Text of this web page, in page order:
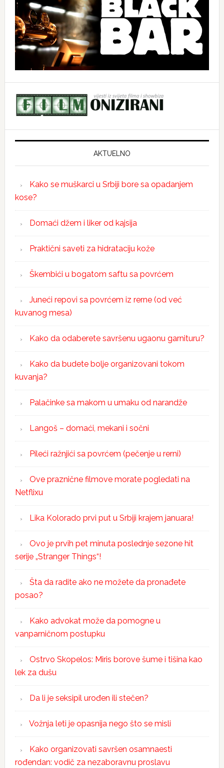
AKTUELNO
Kako se muškarci u Srbiji bore sa opadanjem
kose?
Domaći džem i liker od kajsija
Praktični saveti za hidrataciju kože
Škembići u bogatom saftu sa povrćem
Juneći repovi sa povrćem iz rerne (od već
kuvanog mesa)
Kako da odaberete savršenu ugaonu garnituru?
Kako da budete bolje organizovani tokom
kuvanja?
Palačinke sa makom u umaku od narandže
Langoš – domaći, mekani i sočni
Pileći ražnjići sa povrćem (pečenje u rerni)
Ove praznične filmove morate pogledati na
Netflixu
Lika Kolorado prvi put u Srbiji krajem januara!
Ovo je prvih pet minuta poslednje sezone hit
serije „Stranger Things“!
Šta da radite ako ne možete da pronađete
posao?
Kako advokat može da pomogne u
vanparničnom postupku
Ostrvo Skopelos: Miris borove šume i tišina kao
lek za dušu
Da li je seksipil urođen ili stečen?
Vožnja leti je opasnija nego što se misli
Kako organizovati savršen osamnaesti
rođendan: vodič za nezaboravnu proslavu